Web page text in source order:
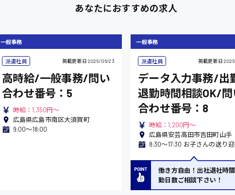
あなたにおすすめの求人
一般事務
派遣社員 掲載更新日 2026/06/23
高時給/一般事務/問い
合わせ番号：5
時給：1,350円～
広島県広島市南区大須賀町
9:00〜18:00
一般事務
派遣社員 掲載更新日
データ入力事務/出
退勤時間相談OK/問
合わせ番号：8
時給：1,200円～
広島県安芸高田市吉田町山手
働き方自由！出社退社時
勤日数ご相談下さい！